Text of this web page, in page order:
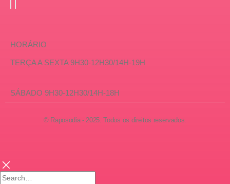
HORÁRIO
TERÇA A SEXTA 9H30-12H30/14H-19H
SÁBADO 9H30-12H30/14H-18H
© Raposodia - 2025. Todos os direitos reservados.